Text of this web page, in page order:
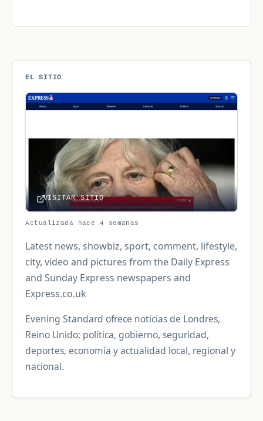
EL SITIO
VISITAR SITIO
Actualizada hace 4 semanas
Latest news, showbiz, sport, comment, lifestyle,
city, video and pictures from the Daily Express
and Sunday Express newspapers and
Express.co.uk
Evening Standard ofrece noticias de Londres,
Reino Unido: política, gobierno, seguridad,
deportes, economía y actualidad local, regional y
nacional.